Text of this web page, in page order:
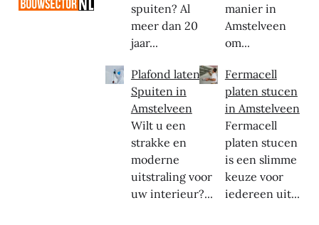
spuiten? Al
meer dan 20
jaar...
Plafond laten
Spuiten in
Amstelveen
Wilt u een
strakke en
moderne
uitstraling voor
uw interieur?...
manier in
Amstelveen
om...
Fermacell
platen stucen
in Amstelveen
Fermacell
platen stucen
is een slimme
keuze voor
iedereen uit...